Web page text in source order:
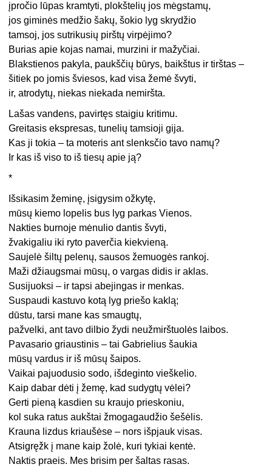
įpročio lūpas kramtyti, plokštelių jos mėgstamų,
jos giminės medžio šakų, šokio lyg skrydžio
tamsoj, jos sutrikusių pirštų virpėjimo?
Burias apie kojas namai, murzini ir mažyčiai.
Blakstienos pakyla, paukščių būrys, baikštus ir tirštas –
šitiek po jomis šviesos, kad visa žemė švyti,
ir, atrodytų, niekas niekada nemiršta.
Lašas vandens, pavirtęs staigiu kritimu.
Greitasis ekspresas, tunelių tamsioji gija.
Kas ji tokia – ta moteris ant slenksčio tavo namų?
Ir kas iš viso to iš tiesų apie ją?
*
Išsikasim žeminę, įsigysim ožkytę,
mūsų kiemo lopelis bus lyg parkas Vienos.
Nakties burnoje mėnulio dantis švyti,
žvakigaliu iki ryto paverčia kiekvieną.
Saujelė šiltų pelenų, sausos žemuogės rankoj.
Maži džiaugsmai mūsų, o vargas didis ir aklas.
Susijuoksi – ir tapsi abejingas ir menkas.
Suspaudi kastuvo kotą lyg priešo kaklą;
dūstu, tarsi mane kas smaugtų,
pažvelki, ant tavo dilbio žydi neužmirštuolės laibos.
Pavasario griaustinis – tai Gabrielius šaukia
mūsų vardus ir iš mūsų šaipos.
Vaikai pajuodusio sodo, išdeginto vieškelio.
Kaip dabar dėti į žemę, kad sudygtų vėlei?
Gerti pieną kasdien su kraujo prieskoniu,
kol suka ratus aukštai žmogagaudžio šešėlis.
Krauna lizdus kriaušėse – nors išpjauk visas.
Atsigręžk į mane kaip žolė, kuri tykiai kentė.
Naktis praeis. Mes brisim per šaltas rasas.